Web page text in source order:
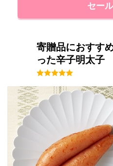
セー
寄贈品におすす
った辛子明太子